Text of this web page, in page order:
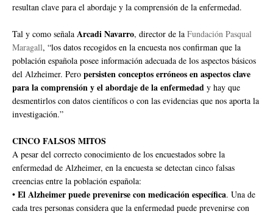
resultan clave para el abordaje y la comprensión de la enfermedad.
Tal y como señala Arcadi Navarro, director de la Fundación Pasqual
Maragall, “los datos recogidos en la encuesta nos confirman que la
población española posee información adecuada de los aspectos básicos
del Alzheimer. Pero persisten conceptos erróneos en aspectos clave
para la comprensión y el abordaje de la enfermedad y hay que
desmentirlos con datos científicos o con las evidencias que nos aporta la
investigación.”
CINCO FALSOS MITOS
A pesar del correcto conocimiento de los encuestados sobre la
enfermedad de Alzheimer, en la encuesta se detectan cinco falsas
creencias entre la población española:
• El Alzheimer puede prevenirse con medicación específica. Una de
cada tres personas considera que la enfermedad puede prevenirse con